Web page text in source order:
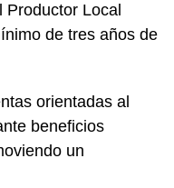
Local
de tres años de
orientadas al
beneficios
un